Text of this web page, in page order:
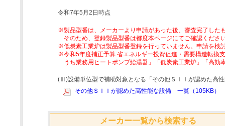
令和7年5月2日時点
※製品型番は、メーカーより申請があった後、審査完了した
そのため、登録製品型番は都度本ページにてご確認くださ
※低炭素工業炉は製品型番登録を行っていません。申請を検
※令和5年度補正予算 省エネルギー投資促進・需要構造転換
うち業務用ヒートポンプ給湯器」「低炭素工業炉」「高
(Ⅲ)設備単位型で補助対象となる「その他ＳＩＩが認めた高
その他ＳＩＩが認めた高性能な設備 一覧（105KB）
メーカー一覧から検索する